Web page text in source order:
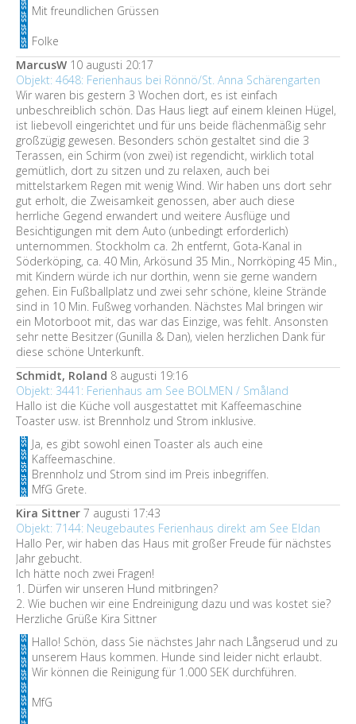
Mit freundlichen Grüssen
Folke
MarcusW 10 augusti 20:17
Objekt: 4648: Ferienhaus bei Rönnö/St. Anna Schärengarten
Wir waren bis gestern 3 Wochen dort, es ist einfach
unbeschreiblich schön. Das Haus liegt auf einem kleinen Hügel,
ist liebevoll eingerichtet und für uns beide flächenmäßig sehr
großzügig gewesen. Besonders schön gestaltet sind die 3
Terassen, ein Schirm (von zwei) ist regendicht, wirklich total
gemütlich, dort zu sitzen und zu relaxen, auch bei
mittelstarkem Regen mit wenig Wind. Wir haben uns dort sehr
gut erholt, die Zweisamkeit genossen, aber auch diese
herrliche Gegend erwandert und weitere Ausflüge und
Besichtigungen mit dem Auto (unbedingt erforderlich)
unternommen. Stockholm ca. 2h entfernt, Gota-Kanal in
Söderköping, ca. 40 Min, Arkösund 35 Min., Norrköping 45 Min.,
mit Kindern würde ich nur dorthin, wenn sie gerne wandern
gehen. Ein Fußballplatz und zwei sehr schöne, kleine Strände
sind in 10 Min. Fußweg vorhanden. Nächstes Mal bringen wir
ein Motorboot mit, das war das Einzige, was fehlt. Ansonsten
sehr nette Besitzer (Gunilla & Dan), vielen herzlichen Dank für
diese schöne Unterkunft.
Schmidt, Roland 8 augusti 19:16
Objekt: 3441: Ferienhaus am See BOLMEN / Småland
Hallo ist die Küche voll ausgestattet mit Kaffeemaschine
Toaster usw. ist Brennholz und Strom inklusive.
Ja, es gibt sowohl einen Toaster als auch eine
Kaffeemaschine.
Brennholz und Strom sind im Preis inbegriffen.
MfG Grete.
Kira Sittner 7 augusti 17:43
Objekt: 7144: Neugebautes Ferienhaus direkt am See Eldan
Hallo Per, wir haben das Haus mit großer Freude für nächstes
Jahr gebucht.
Ich hätte noch zwei Fragen!
1. Dürfen wir unseren Hund mitbringen?
2. Wie buchen wir eine Endreinigung dazu und was kostet sie?
Herzliche Grüße Kira Sittner
Hallo! Schön, dass Sie nächstes Jahr nach Långserud und zu
unserem Haus kommen. Hunde sind leider nicht erlaubt.
Wir können die Reinigung für 1.000 SEK durchführen.
MfG